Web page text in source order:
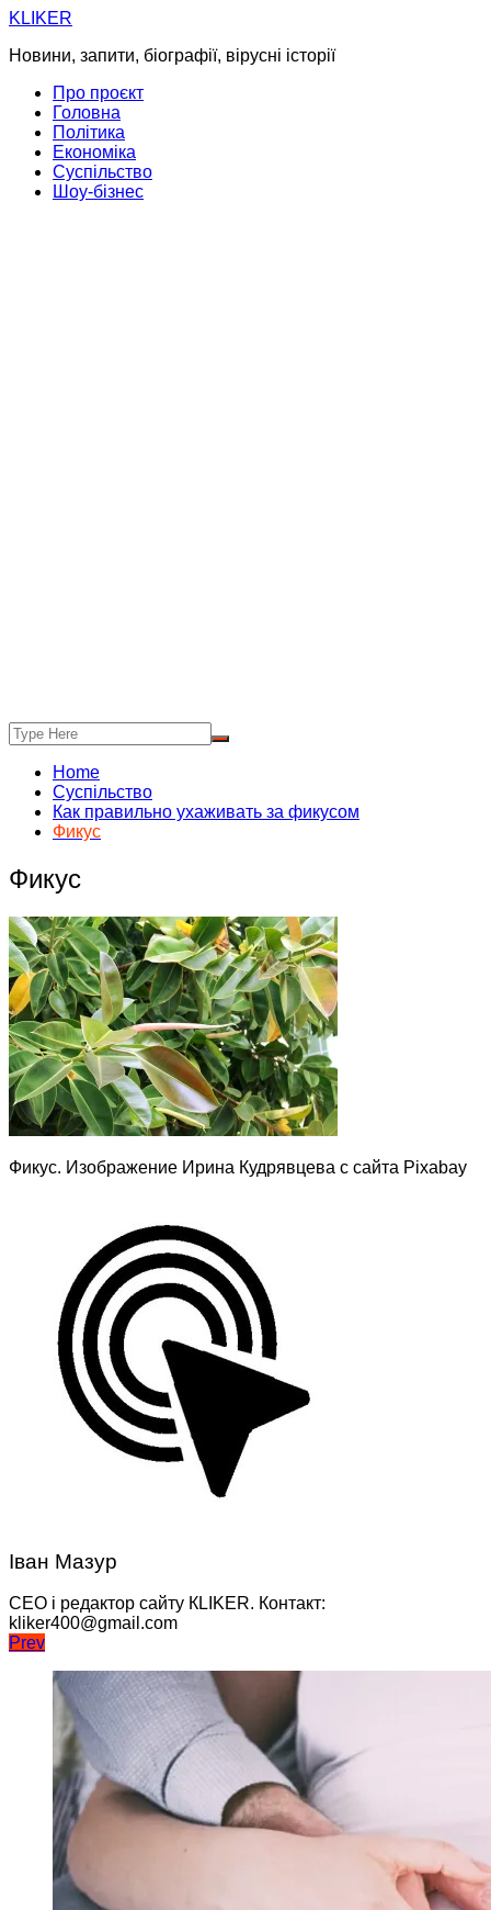
Skip
content
KLIKER
Новини, запити, біографії, вірусні історії
Про проєкт
Головна
Політика
Економіка
Суспільство
Шоу-бізнес
Home
Суспільство
Как правильно ухаживать за фикусом
Фикус
Фикус
Фикус. Изображение Ирина Кудрявцева с сайта Pixabay
Іван Мазур
CEO і редактор сайту КLIKER. Контакт:
kliker400@gmail.com
Навігація
записів
Prev